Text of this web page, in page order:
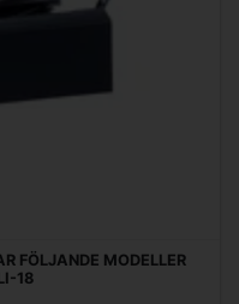
FÖLJANDE MODELLER
18